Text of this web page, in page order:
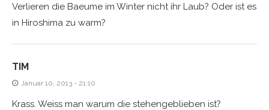
Verlieren die Baeume im Winter nicht ihr Laub? Oder ist es
in Hiroshima zu warm?
TIM
Januar 10, 2013 - 21:10
Krass. Weiss man warum die stehengeblieben ist?